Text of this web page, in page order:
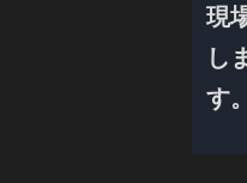
現
し
す。